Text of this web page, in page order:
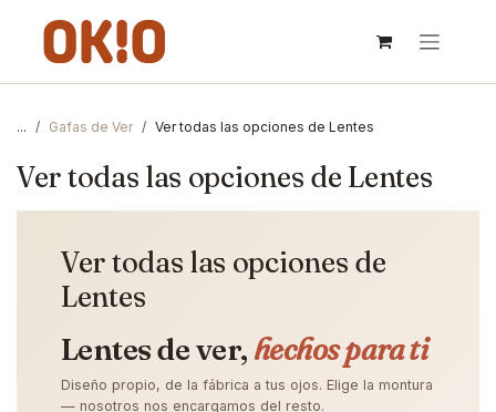
... Gafas de Ver Ver todas las opciones de Lentes
Ver todas las opciones de Lentes
Ver todas las opciones de
Lentes
Lentes de ver, hechos para ti
Diseño propio, de la fábrica a tus ojos. Elige la montura
— nosotros nos encargamos del resto.